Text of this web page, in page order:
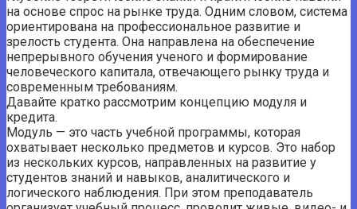
на основе спрос на рынке труда. Одним словом, система
ориентирована на профессиональное развитие и
зрелость студента. Она направлена ​​на обеспечение
непрерывного обучения ученого и формирование
человеческого капитала, отвечающего рынку труда и
современным требованиям.
Давайте кратко рассмотрим концепцию модуля и
кредита.
Модуль — это часть учебной программы, которая
охватывает несколько предметов и курсов. Это набор
из нескольких курсов, направленных на развитие у
студентов знаний и навыков, аналитического и
логического наблюдения. При этом преподаватель